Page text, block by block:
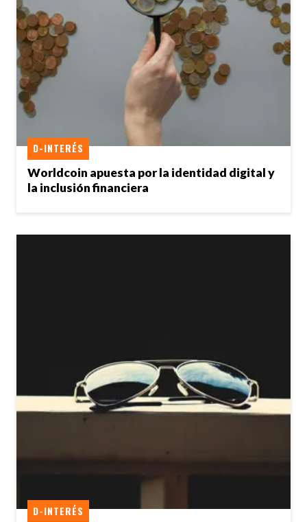
Worldcoin apuesta por la identidad digital y
la inclusión financiera
D-INTERÉS
D-INTERÉS